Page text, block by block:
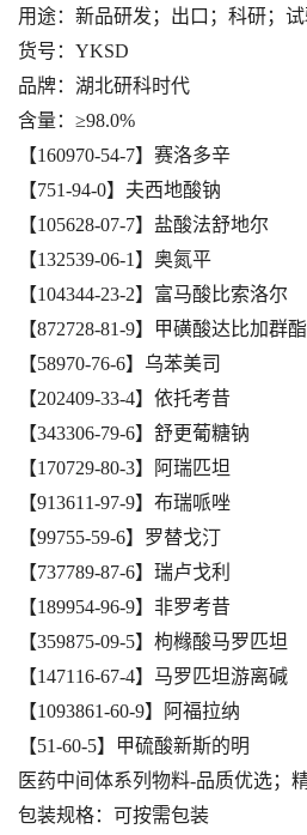
用途：新品研发；出口；科研；
货号：YKSD
品牌：湖北研科时代
含量：≥98.0%
【160970-54-7】赛洛多辛
【751-94-0】夫西地酸钠
【105628-07-7】盐酸法舒地尔
【132539-06-1】奥氮平
【104344-23-2】富马酸比索洛尔
【872728-81-9】甲磺酸达比加群酯
【58970-76-6】乌苯美司
【202409-33-4】依托考昔
【343306-79-6】舒更葡糖钠
【170729-80-3】阿瑞匹坦
【913611-97-9】布瑞哌唑
【99755-59-6】罗替戈汀
【737789-87-6】瑞卢戈利
【189954-96-9】非罗考昔
【359875-09-5】枸橼酸马罗匹坦
【147116-67-4】马罗匹坦游离碱
【1093861-60-9】阿福拉纳
【51-60-5】甲硫酸新斯的明
医药中间体系列物料-品质优选；
包装规格：可按需包装